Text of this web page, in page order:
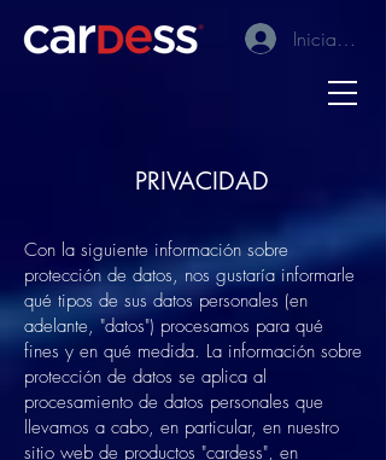
Iniciar sesión
PRIVACIDAD
Con la siguiente información sobre
protección de datos, nos gustaría informarle
qué tipos de sus datos personales (en
adelante, "datos") procesamos para qué
fines y en qué medida. La información sobre
protección de datos se aplica al
procesamiento de datos personales que
llevamos a cabo, en particular, en nuestro
sitio web de productos "cardess", en